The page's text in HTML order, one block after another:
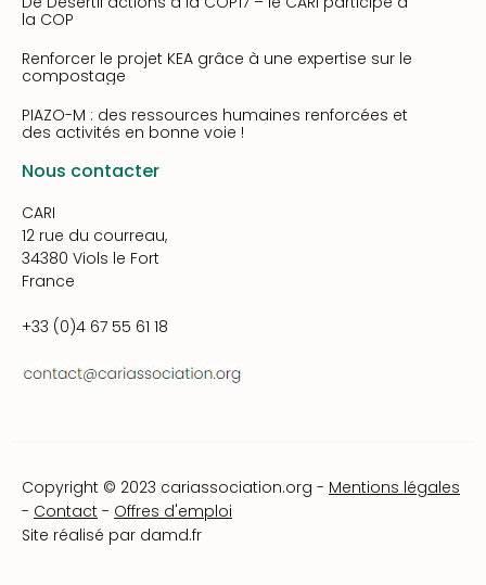
la COP
Renforcer le projet KEA grâce à une expertise sur le
compostage
PIAZO-M : des ressources humaines renforcées et
des activités en bonne voie !
Nous contacter
CARI
12 rue du courreau,
34380 Viols le Fort
France
+33 (0)4 67 55 61 18
Copyright © 2023 cariassociation.org - Mentions légales
- Contact - Offres d'emploi
Site réalisé par damd.fr